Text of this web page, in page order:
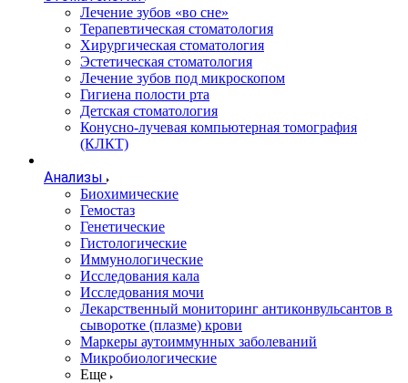
Лечение зубов «во сне»
Терапевтическая стоматология
Хирургическая стоматология
Эстетическая стоматология
Лечение зубов под микроскопом
Гигиена полости рта
Детская стоматология
Конусно-лучевая компьютерная томография
(КЛКТ)
Анализы
Биохимические
Гемостаз
Генетические
Гистологические
Иммунологические
Исследования кала
Исследования мочи
Лекарственный мониторинг антиконвульсантов в
сыворотке (плазме) крови
Маркеры аутоиммунных заболеваний
Микробиологические
Еще